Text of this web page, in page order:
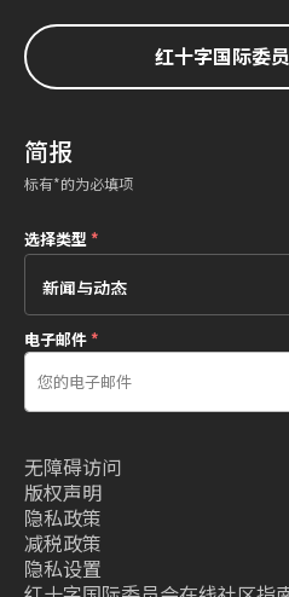
红十字国际委
简报
标有*的为必填项
选择类型*
电子邮件*
无障碍访问
版权声明
隐私政策
减税政策
隐私设置